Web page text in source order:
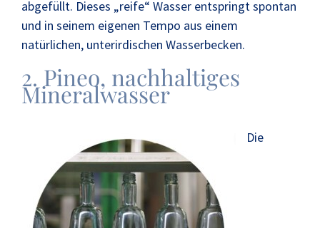
abgefüllt. Dieses „reife“ Wasser entspringt spontan
und in seinem eigenen Tempo aus einem
natürlichen, unterirdischen Wasserbecken.
2. Pineo, nachhaltiges
Mineralwasser
Die